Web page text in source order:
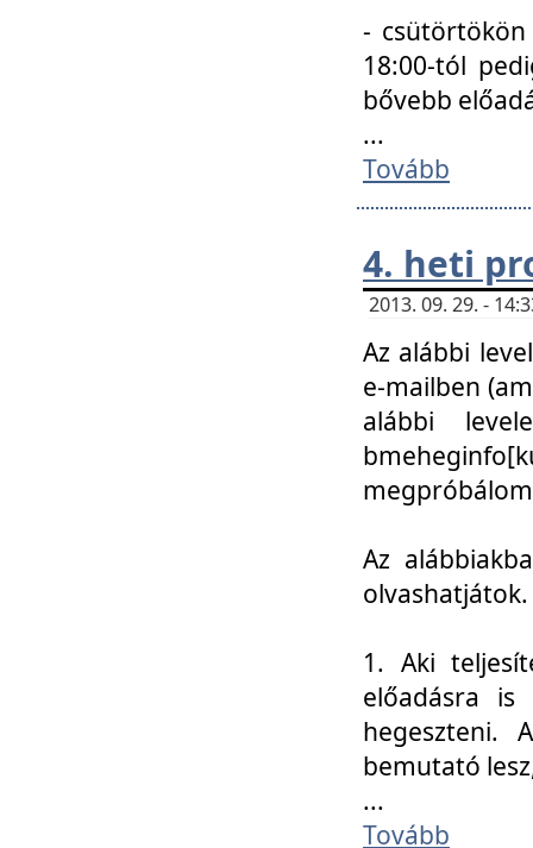
- csütörtökön
18:00-tól
bővebb
...
Tovább
4. heti
2013. 09. 29. -
Az alábbi
e-mailben
alábbi
Az
olvashatjátok.
1. Aki
előadásra
hegeszteni.
bemutató
...
Tovább